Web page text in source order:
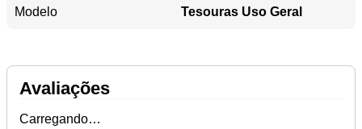
Modelo Tesouras Uso Geral
Avaliações
Carregando…